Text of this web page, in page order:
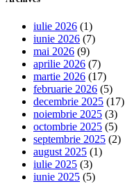
iulie 2026 (1)
iunie 2026 (7)
mai 2026 (9)
aprilie 2026 (7)
martie 2026 (17)
februarie 2026 (5)
decembrie 2025 (17)
noiembrie 2025 (3)
octombrie 2025 (5)
septembrie 2025 (2)
august 2025 (1)
iulie 2025 (3)
iunie 2025 (5)